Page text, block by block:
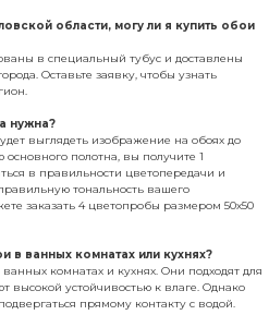
области, могу ли я купить обои
в специальный тубус и доставлены
Оставьте заявку, чтобы узнать
нужна?
выглядеть изображение на обоях до
полотна, вы получите 1
в правильности цветопередачи и
тональность вашего
заказать 4 цветопробы размером 50х50
ванных комнатах или кухнях?
комнатах и кухнях. Они подходят для
высокой устойчивостью к влаге. Однако
прямому контакту с водой.